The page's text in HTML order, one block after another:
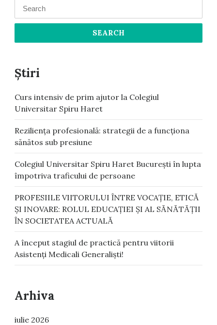
Știri
Curs intensiv de prim ajutor la Colegiul
Universitar Spiru Haret
Reziliența profesională: strategii de a funcționa
sănătos sub presiune
Colegiul Universitar Spiru Haret București în lupta
împotriva traficului de persoane
PROFESIILE VIITORULUI ȊNTRE VOCAŢIE, ETICᾸ
ŞI INOVARE: ROLUL EDUCAŢIEI ŞI AL SᾸNᾸTᾸŢII
ȊN SOCIETATEA ACTUALᾸ
A început stagiul de practică pentru viitorii
Asistenți Medicali Generaliști!
Arhiva
iulie 2026